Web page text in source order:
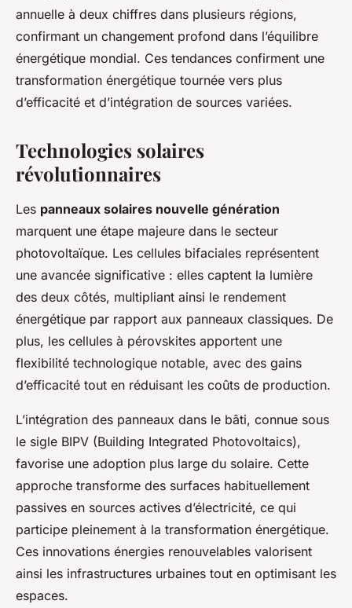
annuelle à deux chiffres dans plusieurs régions,
confirmant un changement profond dans l’équilibre
énergétique mondial. Ces tendances confirment une
transformation énergétique tournée vers plus
d’efficacité et d’intégration de sources variées.
Technologies solaires
révolutionnaires
Les panneaux solaires nouvelle génération
marquent une étape majeure dans le secteur
photovoltaïque. Les cellules bifaciales représentent
une avancée significative : elles captent la lumière
des deux côtés, multipliant ainsi le rendement
énergétique par rapport aux panneaux classiques. De
plus, les cellules à pérovskites apportent une
flexibilité technologique notable, avec des gains
d’efficacité tout en réduisant les coûts de production.
L’intégration des panneaux dans le bâti, connue sous
le sigle BIPV (Building Integrated Photovoltaics),
favorise une adoption plus large du solaire. Cette
approche transforme des surfaces habituellement
passives en sources actives d’électricité, ce qui
participe pleinement à la transformation énergétique.
Ces innovations énergies renouvelables valorisent
ainsi les infrastructures urbaines tout en optimisant les
espaces.